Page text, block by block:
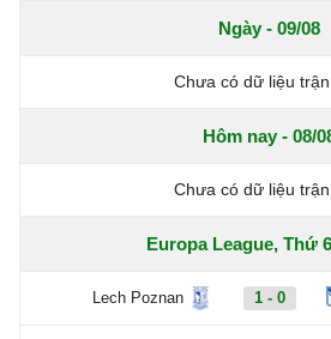
Ngày - 09/08
Chưa có dữ liệu
Hôm nay - 08/
Chưa có dữ liệu
Europa League, Thứ
Lech Poznan 1 - 0